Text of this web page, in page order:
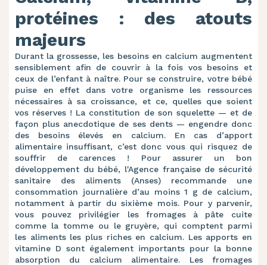
protéines : des atouts
majeurs
Durant la grossesse, les besoins en calcium augmentent
sensiblement afin de couvrir à la fois vos besoins et
ceux de l’enfant à naître. Pour se construire, votre bébé
puise en effet dansvotre organisme les ressources
nécessaires à sa croissance, et ce, quelles que soient
vos réserves ! La constitution de son squelette — et de
façon plus anecdotique de ses dents — engendre donc
des besoins élevés en calcium. En cas d’apport
alimentaire insuffisant, c’est donc vous qui risquez de
souffrir de carences ! Pour assurer un bon
développement du bébé, l'Agence française de sécurité
sanitaire des aliments (Anses) recommande une
consommation journalière d’au moins 1 g de calcium,
notamment à partir du sixième mois. Pour y parvenir,
vous pouvez privilégier lesfromages
à pâte cuite
comme la tomme ou le gruyère, qui comptent parmi
les aliments les plus riches en calcium. Les apports en
vitamine D sont également importants pour la bonne
absorption du calcium alimentaire. Les fromages